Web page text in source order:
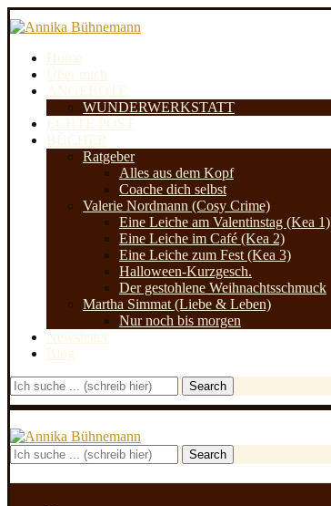
Home
Über mich
ANGEBOTE
WUNDERWERKSTATT
ECHTE POST
BÜCHER
Ratgeber
Alles aus dem Kopf
Coache dich selbst
Valerie Nordmann (Cosy Crime)
Eine Leiche am Valentinstag (Kea 1)
Eine Leiche im Café (Kea 2)
Eine Leiche zum Fest (Kea 3)
Halloween-Kurzgesch.
Der gestohlene Weihnachtsschmuck
Martha Simmat (Liebe & Leben)
Nur noch bis morgen
Newsletter
Blog
Search
Search